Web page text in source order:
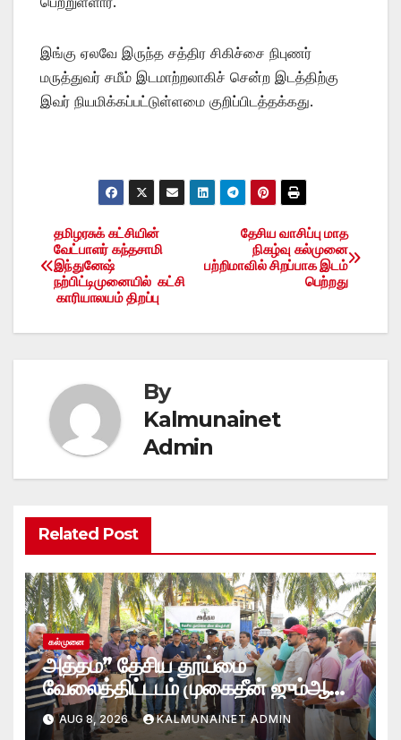
இங்கு ஏலவே இருந்த சத்திர சிகிச்சை நிபுணர்
மருத்துவர் சமீம் இடமாற்றலாகிச் சென்ற இடத்திற்கு
இவர் நியமிக்கப்பட்டுள்ளமை குறிப்பிடத்தக்கது.
Post
navigation
தேசிய வாசிப்பு மாத
நிகழ்வு கல்முனை
பற்றிமாவில் சிறப்பாக இடம்
பெற்றது
தமிழரசுக் கட்சியின்
வேட்பாளர் கந்தசாமி
இந்துனேஷ்
நற்பிட்டிமுனையில் கட்சி
காரியாலயம் திறப்பு
By
Kalmunainet
Admin
Related Post
கல்முனை
அத்தம” தேசிய தூய்மை
வேலைத்திட்டடம் முகைதீன் ஜும்ஆ
பெரிய பள்ளிவாசல்
வளாகத்தில்; களத்தில் இறங்கிய
AUG 8, 2026 KALMUNAINET ADMIN